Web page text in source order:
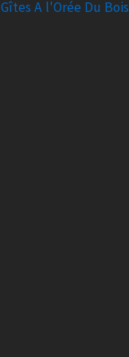
Gîtes A l'Orée Du Bois